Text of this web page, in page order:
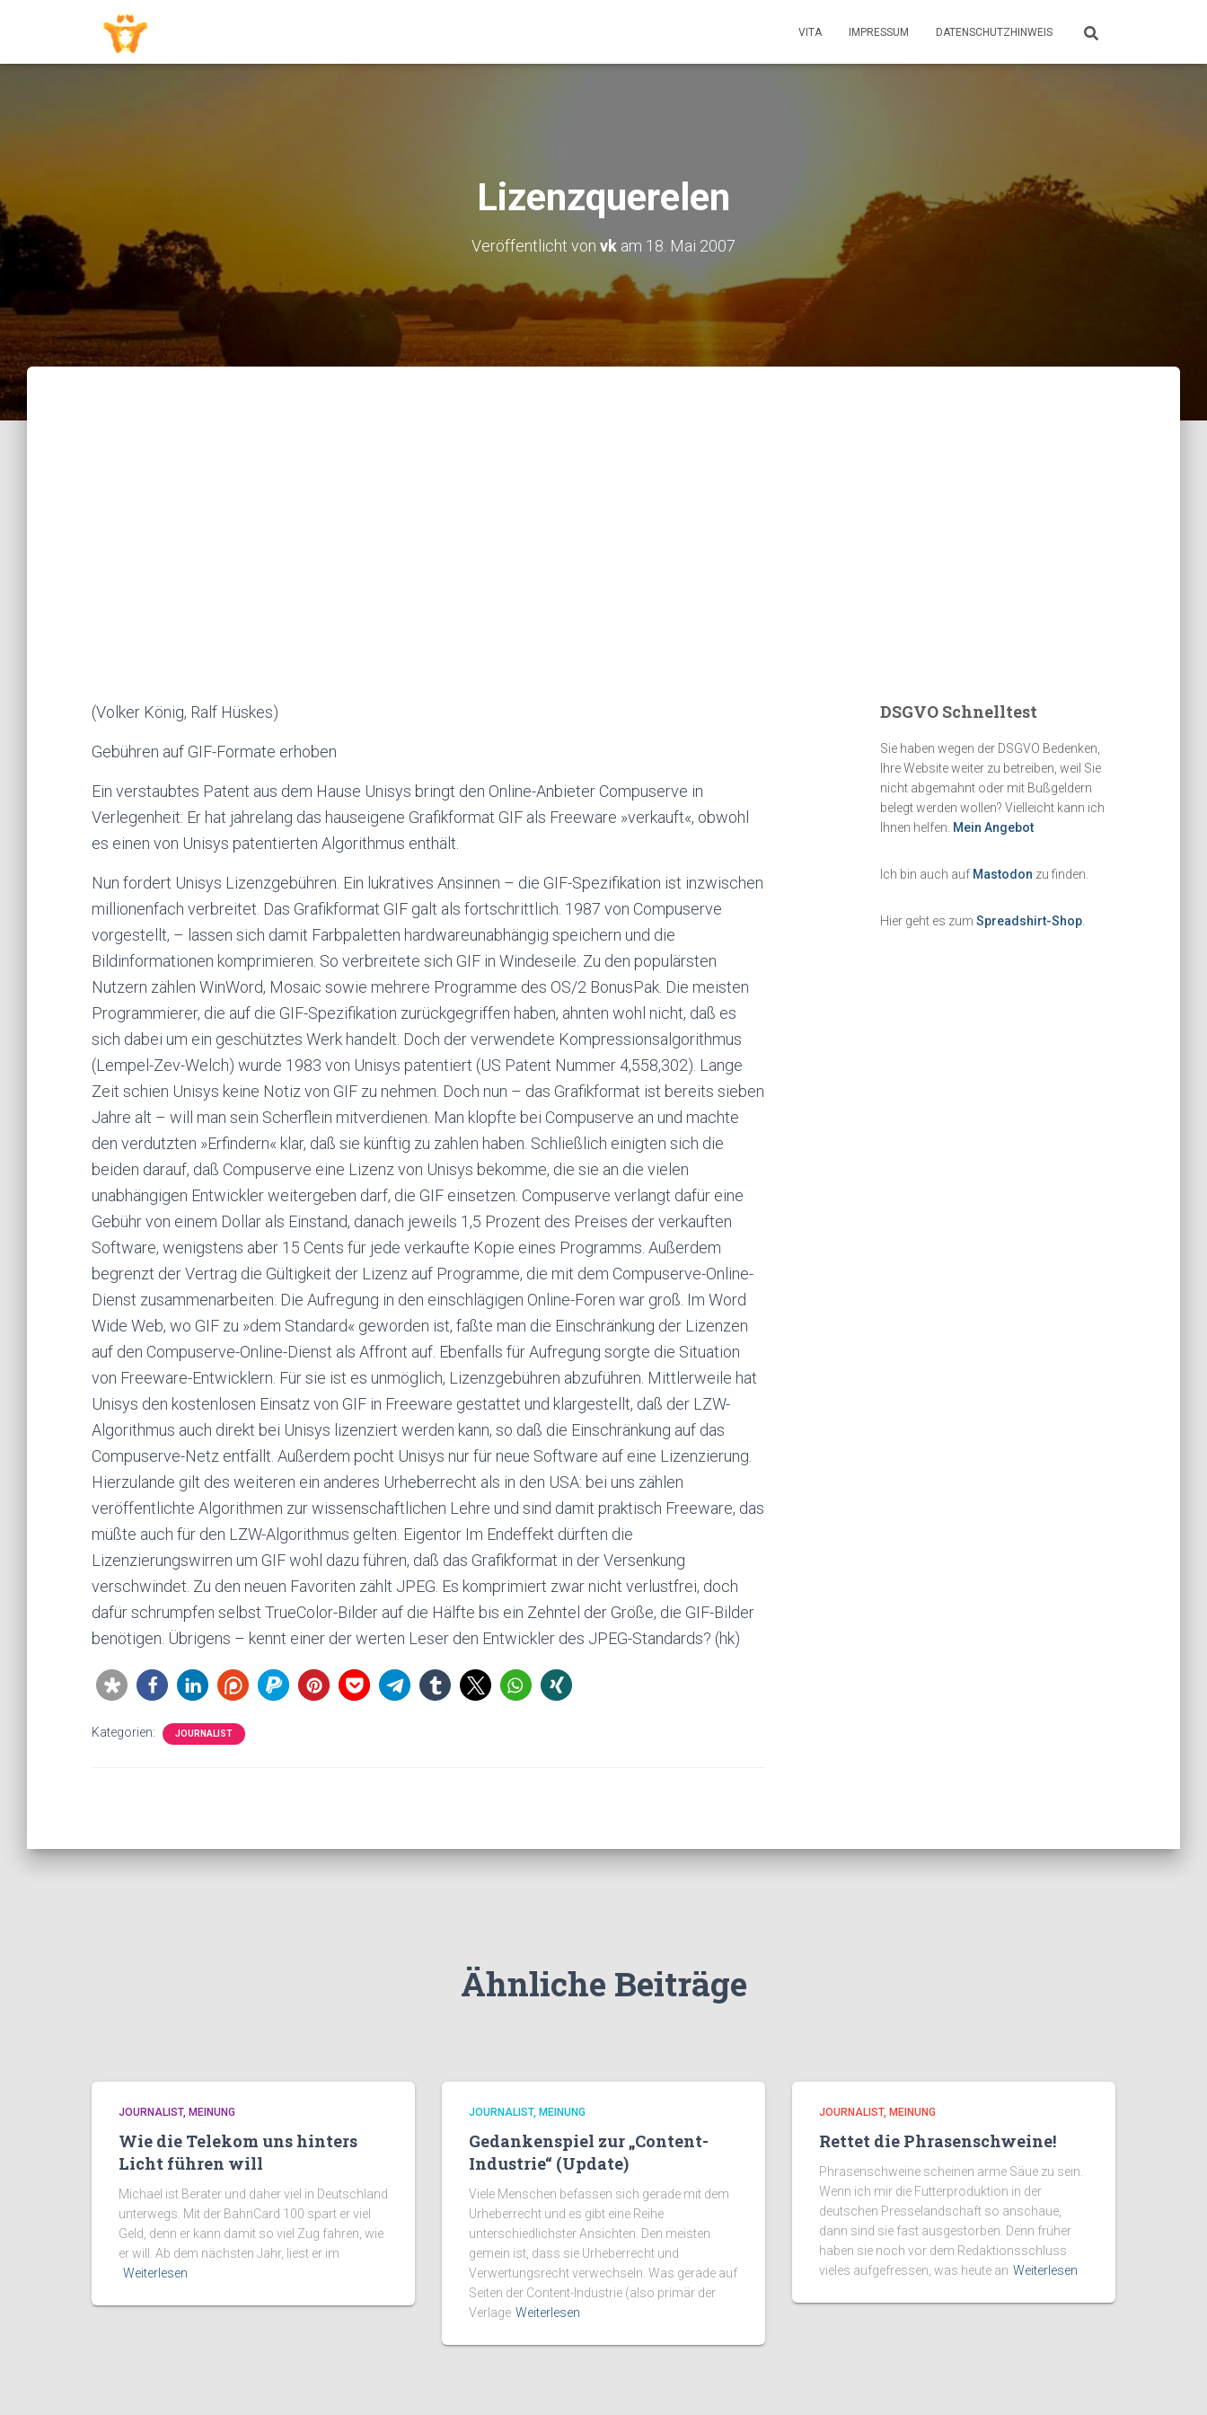
VITA IMPRESSUM DATENSCHUTZHINWEIS
Lizenzquerelen
Veröffentlicht von vk am 18. Mai 2007
(Volker König, Ralf Hüskes)
Gebühren auf GIF-Formate erhoben
Ein verstaubtes Patent aus dem Hause Unisys bringt den Online-Anbieter Compuserve in
Verlegenheit: Er hat jahrelang das hauseigene Grafikformat GIF als Freeware »verkauft«, obwohl
es einen von Unisys patentierten Algorithmus enthält.
Nun fordert Unisys Lizenzgebühren. Ein lukratives Ansinnen – die GIF-Spezifikation ist inzwischen
millionenfach verbreitet. Das Grafikformat GIF galt als fortschrittlich. 1987 von Compuserve
vorgestellt, – lassen sich damit Farbpaletten hardwareunabhängig speichern und die
Bildinformationen komprimieren. So verbreitete sich GIF in Windeseile. Zu den populärsten
Nutzern zählen WinWord, Mosaic sowie mehrere Programme des OS/2 BonusPak. Die meisten
Programmierer, die auf die GIF-Spezifikation zurückgegriffen haben, ahnten wohl nicht, daß es
sich dabei um ein geschütztes Werk handelt. Doch der verwendete Kompressionsalgorithmus
(Lempel-Zev-Welch) wurde 1983 von Unisys patentiert (US Patent Nummer 4,558,302). Lange
Zeit schien Unisys keine Notiz von GIF zu nehmen. Doch nun – das Grafikformat ist bereits sieben
Jahre alt – will man sein Scherflein mitverdienen. Man klopfte bei Compuserve an und machte
den verdutzten »Erfindern« klar, daß sie künftig zu zahlen haben. Schließlich einigten sich die
beiden darauf, daß Compuserve eine Lizenz von Unisys bekomme, die sie an die vielen
unabhängigen Entwickler weitergeben darf, die GIF einsetzen. Compuserve verlangt dafür eine
Gebühr von einem Dollar als Einstand, danach jeweils 1,5 Prozent des Preises der verkauften
Software, wenigstens aber 15 Cents für jede verkaufte Kopie eines Programms. Außerdem
begrenzt der Vertrag die Gültigkeit der Lizenz auf Programme, die mit dem Compuserve-Online-
Dienst zusammenarbeiten. Die Aufregung in den einschlägigen Online-Foren war groß. Im Word
Wide Web, wo GIF zu »dem Standard« geworden ist, faßte man die Einschränkung der Lizenzen
auf den Compuserve-Online-Dienst als Affront auf. Ebenfalls für Aufregung sorgte die Situation
von Freeware-Entwicklern. Für sie ist es unmöglich, Lizenzgebühren abzuführen. Mittlerweile hat
Unisys den kostenlosen Einsatz von GIF in Freeware gestattet und klargestellt, daß der LZW-
Algorithmus auch direkt bei Unisys lizenziert werden kann, so daß die Einschränkung auf das
Compuserve-Netz entfällt. Außerdem pocht Unisys nur für neue Software auf eine Lizenzierung.
Hierzulande gilt des weiteren ein anderes Urheberrecht als in den USA: bei uns zählen
veröffentlichte Algorithmen zur wissenschaftlichen Lehre und sind damit praktisch Freeware, das
müßte auch für den LZW-Algorithmus gelten. Eigentor Im Endeffekt dürften die
Lizenzierungswirren um GIF wohl dazu führen, daß das Grafikformat in der Versenkung
verschwindet. Zu den neuen Favoriten zählt JPEG. Es komprimiert zwar nicht verlustfrei, doch
dafür schrumpfen selbst TrueColor-Bilder auf die Hälfte bis ein Zehntel der Größe, die GIF-Bilder
benötigen. Übrigens – kennt einer der werten Leser den Entwickler des JPEG-Standards? (hk)
Kategorien: JOURNALIST
DSGVO Schnelltest
Sie haben wegen der DSGVO Bedenken,
Ihre Website weiter zu betreiben, weil Sie
nicht abgemahnt oder mit Bußgeldern
belegt werden wollen? Vielleicht kann ich
Ihnen helfen. Mein Angebot
Ich bin auch auf Mastodon zu finden.
Hier geht es zum Spreadshirt-Shop.
Ähnliche Beiträge
JOURNALIST MEINUNG
Wie die Telekom uns hinters
Licht führen will
Michael ist Berater und daher viel in Deutschland
unterwegs. Mit der BahnCard 100 spart er viel
Geld, denn er kann damit so viel Zug fahren, wie
er will. Ab dem nächsten Jahr, liest er im
Weiterlesen
JOURNALIST MEINUNG
Gedankenspiel zur „Content-
Industrie“ (Update)
Viele Menschen befassen sich gerade mit dem
Urheberrecht und es gibt eine Reihe
unterschiedlichster Ansichten. Den meisten
gemein ist, dass sie Urheberrecht und
Verwertungsrecht verwechseln. Was gerade auf
Seiten der Content-Industrie (also primär der
Verlage Weiterlesen
JOURNALIST MEINUNG
Rettet die Phrasenschweine!
Phrasenschweine scheinen arme Säue zu sein.
Wenn ich mir die Futterproduktion in der
deutschen Presselandschaft so anschaue,
dann sind sie fast ausgestorben. Denn früher
haben sie noch vor dem Redaktionsschluss
vieles aufgefressen, was heute an Weiterlesen